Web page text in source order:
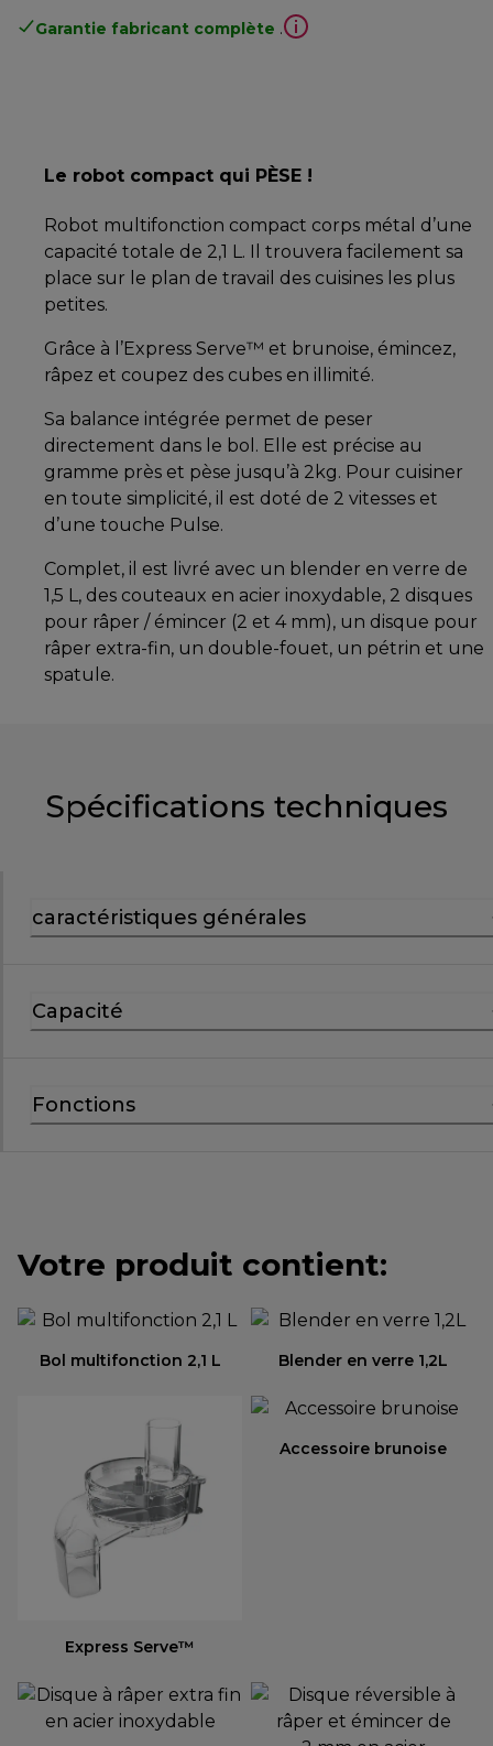
Garantie fabricant complète .
Le robot compact qui PÈSE !
Robot multifonction compact corps métal d’une
capacité totale de 2,1 L. Il trouvera facilement sa
place sur le plan de travail des cuisines les plus
petites.
Grâce à l’Express Serve™ et brunoise, émincez,
râpez et coupez des cubes en illimité.
Sa balance intégrée permet de peser
directement dans le bol. Elle est précise au
gramme près et pèse jusqu’à 2kg. Pour cuisiner
en toute simplicité, il est doté de 2 vitesses et
d’une touche Pulse.
Complet, il est livré avec un blender en verre de
1,5 L, des couteaux en acier inoxydable, 2 disques
pour râper / émincer (2 et 4 mm), un disque pour
râper extra-fin, un double-fouet, un pétrin et une
spatule.
Spécifications techniques
caractéristiques générales
Capacité
Fonctions
Votre produit contient:
Bol multifonction 2,1 L Blender en verre 1,2L
Express Serve™
Accessoire brunoise